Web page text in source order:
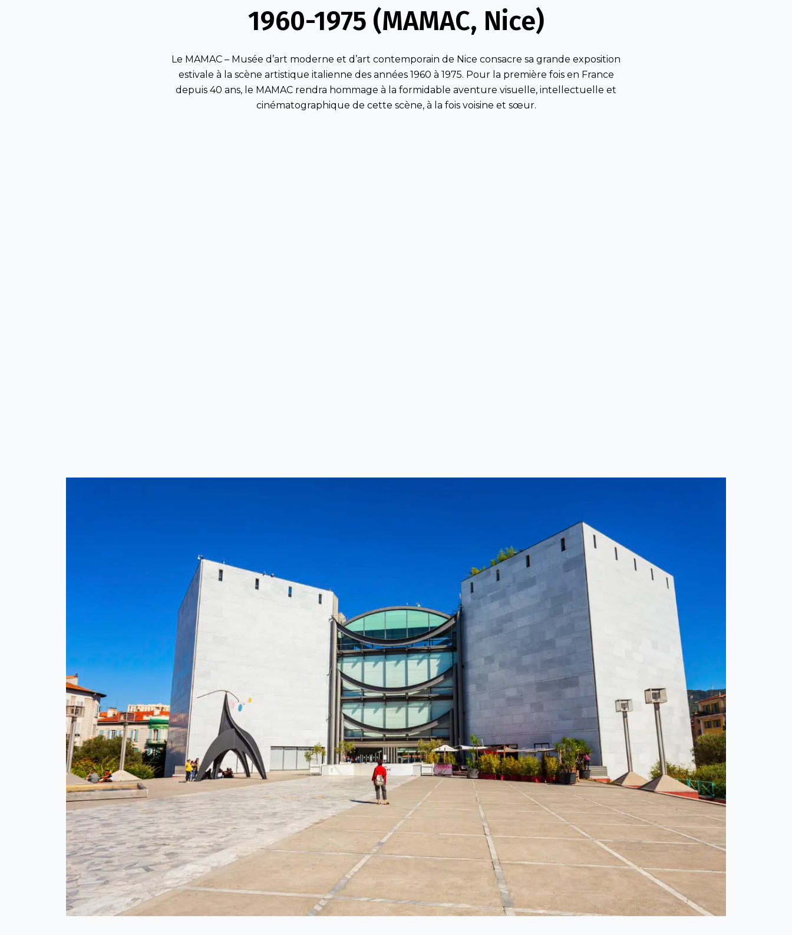
1960-1975 (MAMAC, Nice)
Le MAMAC – Musée d’art moderne et d’art contemporain de Nice consacre sa grande exposition
estivale à la scène artistique italienne des années 1960 à 1975. Pour la première fois en France
depuis 40 ans, le MAMAC rendra hommage à la formidable aventure visuelle, intellectuelle et
cinématographique de cette scène, à la fois voisine et sœur.